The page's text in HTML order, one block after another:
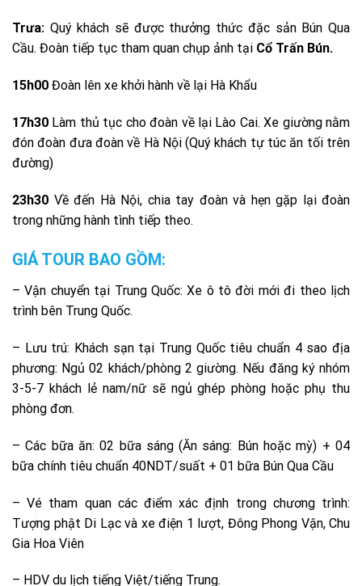
Trưa: Quý khách sẽ được thưởng thức đặc sản Bún Qua
Cầu. Đoàn tiếp tục tham quan chụp ảnh tại Cổ Trấn Bún.
15h00 Đoàn lên xe khởi hành về lại Hà Khẩu
17h30 Làm thủ tục cho đoàn về lại Lào Cai. Xe giường nằm
đón đoàn đưa đoàn về Hà Nội (Quý khách tự túc ăn tối trên
đường)
23h30 Về đến Hà Nội, chia tay đoàn và hẹn gặp lại đoàn
trong những hành tình tiếp theo.
GIÁ TOUR BAO GỒM:
– Vận chuyển tại Trung Quốc: Xe ô tô đời mới đi theo lịch
trình bên Trung Quốc.
– Lưu trú: Khách sạn tại Trung Quốc tiêu chuẩn 4 sao địa
phương: Ngủ 02 khách/phòng 2 giường. Nếu đăng ký nhóm
3-5-7 khách lẻ nam/nữ sẽ ngủ ghép phòng hoặc phụ thu
phòng đơn.
– Các bữa ăn: 02 bữa sáng (Ăn sáng: Bún hoặc mỳ) + 04
bữa chính tiêu chuẩn 40NDT/suất + 01 bữa Bún Qua Cầu
– Vé tham quan các điểm xác định trong chương trình:
Tượng phật Di Lạc và xe điện 1 lượt, Đông Phong Vận, Chu
Gia Hoa Viên
– HDV du lịch tiếng Việt/tiếng Trung.